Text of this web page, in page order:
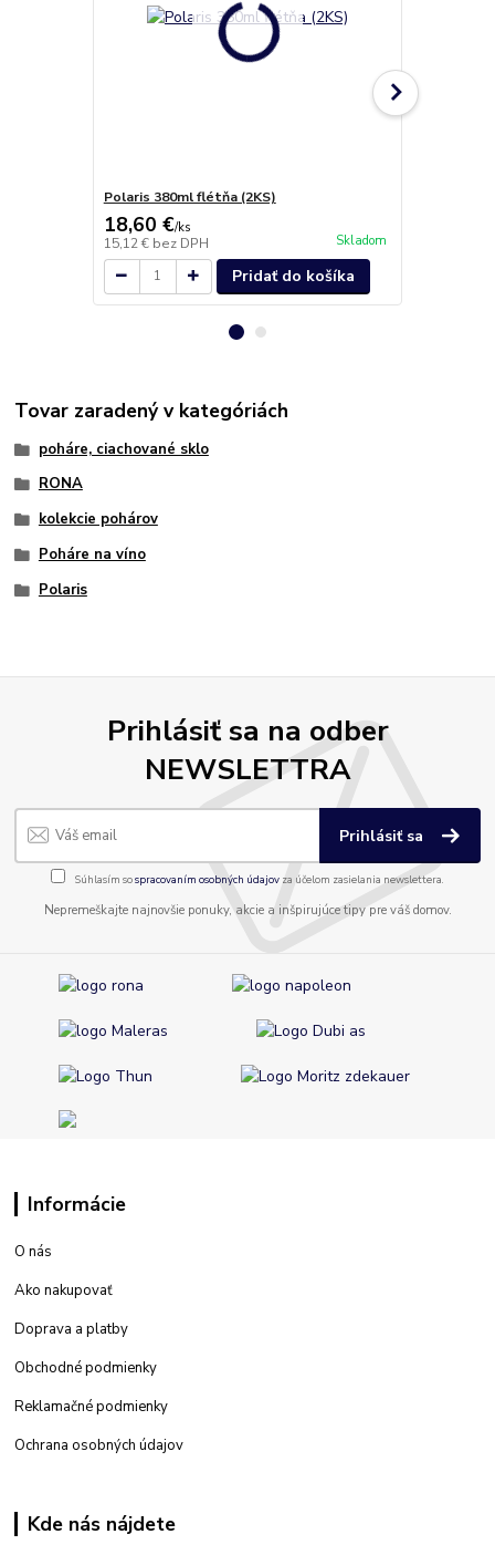
Polaris 380ml flétňa (2KS)
18,60 €/ks
15,12 € bez DPH Skladom
Pridať do košíka
Tovar zaradený v kategóriách
poháre, ciachované sklo
RONA
kolekcie pohárov
Poháre na víno
Polaris
Prihlásiť sa na odber
NEWSLETTRA
Prihlásiť sa
Súhlasím sospracovaním osobných údajov za účelom zasielania newslettera.
Nepremeškajte najnovšie ponuky, akcie a inšpirujúce tipy pre váš domov.
Informácie
O nás
Ako nakupovať
Doprava a platby
Obchodné podmienky
Reklamačné podmienky
Ochrana osobných údajov
Kde nás nájdete